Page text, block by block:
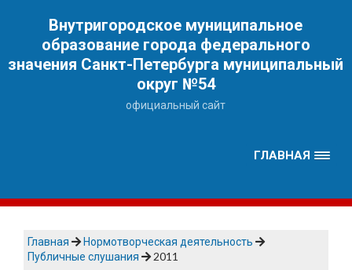
Внутригородское муниципальное
образование города федерального
значения Санкт-Петербурга муниципальный
округ №54
официальный сайт
ГЛАВНАЯ
Главная
Нормотворческая деятельность
Публичные слушания
2011